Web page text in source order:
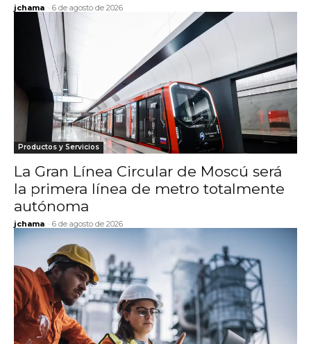
jchama - 6 de agosto de 2026
Productos y Servicios
La Gran Línea Circular de Moscú será
la primera línea de metro totalmente
autónoma
jchama - 6 de agosto de 2026